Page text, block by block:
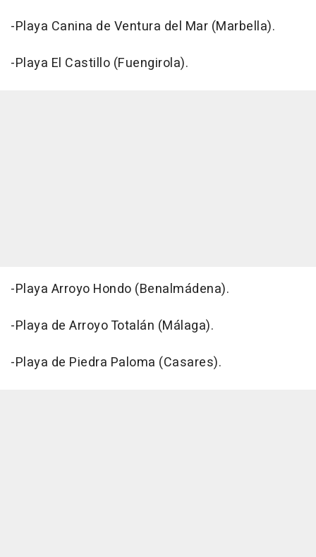
-Playa Canina de Ventura del Mar (Marbella).
-Playa El Castillo (Fuengirola).
-Playa Arroyo Hondo (Benalmádena).
-Playa de Arroyo Totalán (Málaga).
-Playa de Piedra Paloma (Casares).